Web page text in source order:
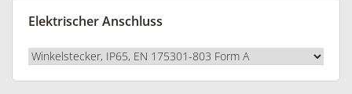
Elektrischer Anschluss